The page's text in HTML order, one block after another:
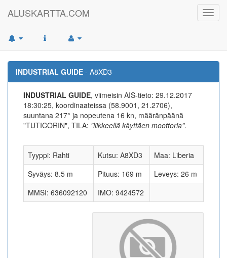
ALUSKARTTA.COM
INDUSTRIAL GUIDE - A8XD3
INDUSTRIAL GUIDE, viimeisin AIS-tieto: 29.12.2017
18:30:25, koordinaateissa (58.9001, 21.2706),
suuntana 217° ja nopeutena 16 kn, määränpäänä
"TUTICORIN", TILA: "liikkeellä käyttäen moottoria".
Tyyppi: Rahti Kutsu: A8XD3
Maa: Liberia
Syväys: 8.5 m
Pituus: 169 m
Leveys: 26 m
MMSI: 636092120
IMO: 9424572